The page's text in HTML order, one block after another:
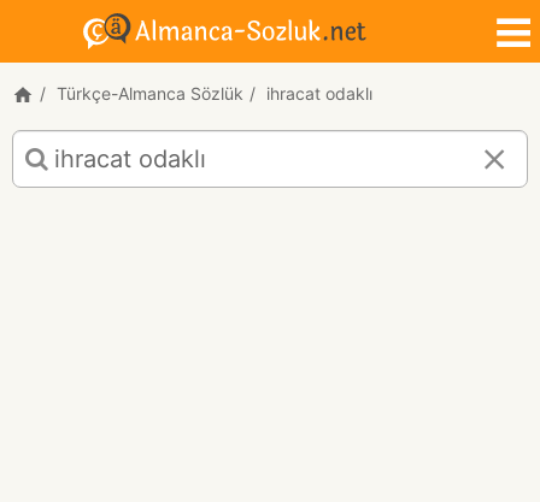
Türkçe-Almanca Sözlük ihracat odaklı
ihracat
odaklı
için